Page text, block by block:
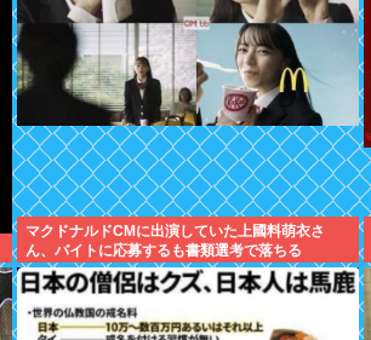
マクドナルドCMに出演していた上國料萌衣さ
ん、バイトに応募するも書類選考で落ちる